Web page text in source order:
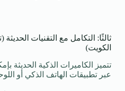
ثالثًا: التكامل مع التقنيات
الكويت)
تتميز الكاميرات الذكية الحديثة
عبر تطبيقات الهاتف الذكي أو